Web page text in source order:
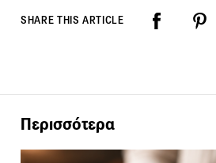
SHARE THIS ARTICLE
Περισσότερα